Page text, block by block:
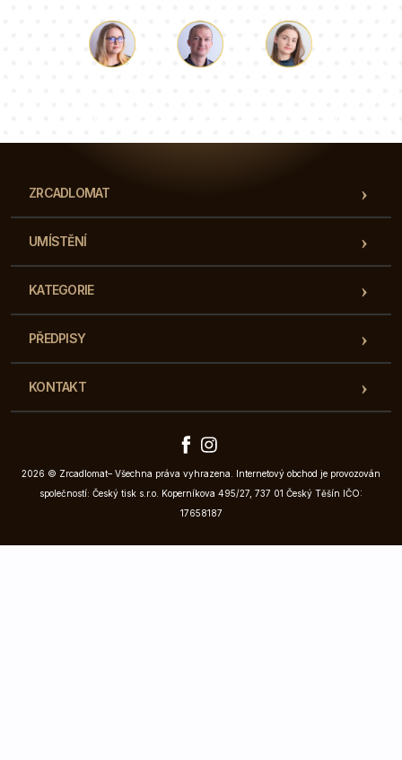
ZRCADLOMAT
UMÍSTĚNÍ
KATEGORIE
PŘEDPISY
KONTAKT
2026 © Zrcadlomat– Všechna práva vyhrazena. Internetový obchod je provozován
společností: Český tisk s.r.o. Koperníkova 495/27, 737 01 Český Těšín IČO:
17658187